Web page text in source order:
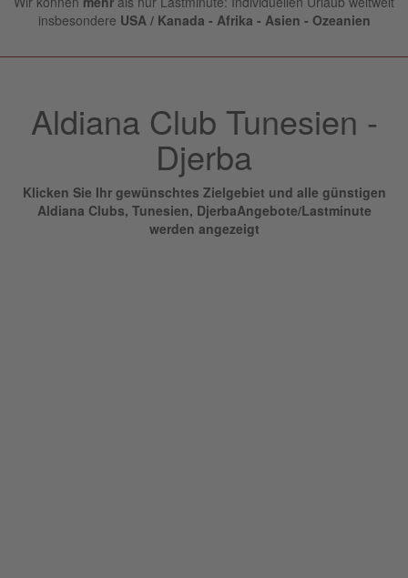
insbesondere USA / Kanada - Afrika - Asien - Ozeanien
Aldiana Club Tunesien -
Djerba
Klicken Sie Ihr gewünschtes Zielgebiet und alle günstigen
Aldiana Clubs, Tunesien, DjerbaAngebote/Lastminute
werden angezeigt